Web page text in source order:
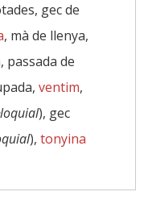
gec de
, mà de llenya,
, passada de
ventim,
), gec
), tonyina